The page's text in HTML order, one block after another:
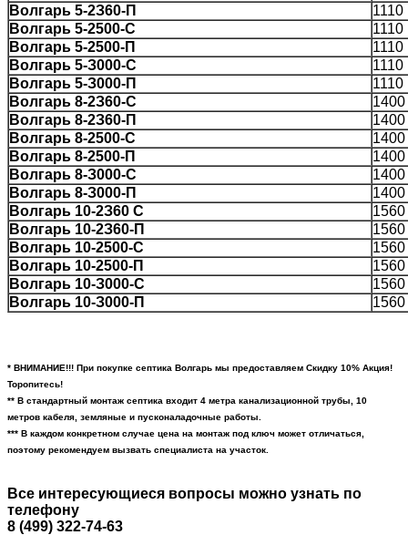
Boлгapь 5-2З60-П
1110
Boлгapь 5-2500-C
1110
Boлгapь 5-2500-П
1110
Boлгapь 5-З000-C
1110
Boлгapь 5-З000-П
1110
Boлгapь 8-2З60-C
1400
Boлгapь 8-2З60-П
1400
Boлгapь 8-2500-C
1400
Boлгapь 8-2500-П
1400
Boлгapь 8-З000-C
1400
Boлгapь 8-З000-П
1400
Boлгapь 10-2З60 C
1560
Boлгapь 10-2З60-П
1560
Boлгapь 10-2500-C
1560
Boлгapь 10-2500-П
1560
Boлгapь 10-З000-C
1560
Boлгapь 10-З000-П
1560
* ВНИМАНИЕ!!! При покупке септика Волгарь мы предоставляем Скидку 10% Акция!
Торопитесь!
** В стандартный монтаж септика входит 4 метра канализационной трубы, 10
метров кабеля, земляные и пусконаладочные работы.
*** В каждом конкретном случае цена на монтаж под ключ может отличаться,
поэтому рекомендуем вызвать специалиста на участок.
Все интересующиеся вопросы можно узнать по
телефону
8 (499) 322-74-63